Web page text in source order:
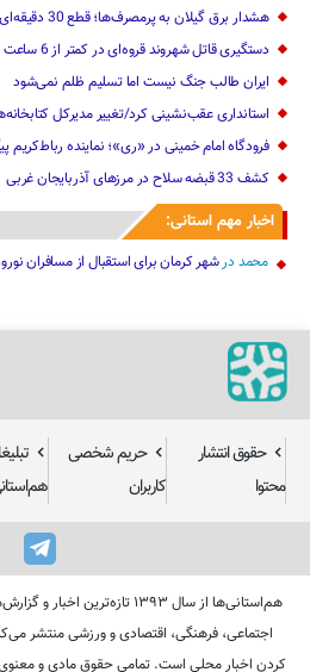
هشدار برق گیلان به پرمصرف‌ها؛ قطع 30 دقیقه‌ای در انتظار مشترکان متخلف
دستگیری قاتل شهروند قروه‌ای در کمتر از 6 ساعت
ایران طالب جنگ نیست اما تسلیم ظلم نمی‌شود
استانداری عقب‌نشینی کرد‌/تغییر مدیرکل
فرودگاه امام خمینی در «ری»؛ نماینده رباط‌کریم
کشف 33 قبضه سلاح در مرزهای آذربایجان غربی
اخبار مهم استانی:
محمد درشهر کرمان برای استقبال از مسافران
حقوق انتشار
محتوا
حریم شخصی
کاربران
هم‌استانی‌ها از سال ۱۳۹۳
اجتماعی، فرهنگی، اقتصادی و ورزشی منتشر
کردن اخبار محلی است. تمامی حقوق مادی و